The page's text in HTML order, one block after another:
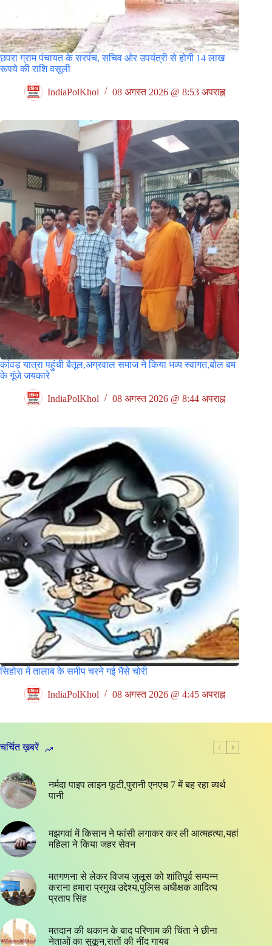
छपरा ग्राम पंचायत के सरपंच, सचिव ओर उपयंत्री से होगी 14 लाख
रूपये की राशि वसूली
IndiaPolKhol 08 अगस्त 2026 @ 8:53 अपराह्न
कांवड़ यात्रा पहुंची बैतूल,अग्रवाल समाज ने किया भव्य स्वागत,बोल बम
के गूंजे जयकारे
IndiaPolKhol 08 अगस्त 2026 @ 8:44 अपराह्न
सिहोरा में तालाब के समीप चरने गई भैंसे चोरी
IndiaPolKhol 08 अगस्त 2026 @ 4:45 अपराह्न
चर्चित ख़बरें
नर्मदा पाइप लाइन फूटी,पुरानी एनएच 7 में बह रहा व्यर्थ
पानी
मझगवां में किसान ने फांसी लगाकर कर ली आत्महत्या,यहां
महिला ने किया जहर सेवन
मतगणना से लेकर विजय जुलूस को शांतिपूर्व सम्पन्न
कराना हमारा प्रमुख उद्देश्य,पुलिस अधीक्षक आदित्य
प्रताप सिंह
मतदान की थकान के बाद परिणाम की चिंता ने छीना
नेताओं का सुकून,रातों की नींद गायब